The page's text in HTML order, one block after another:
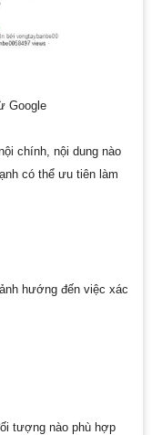
Google
chính, nội dung nào
có thể ưu tiên làm
hướng đến việc xác
tượng nào phù hợp